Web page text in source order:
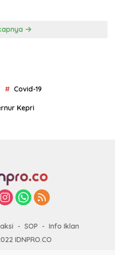
Covid-19
Kepri
SOP
Info Iklan
IDNPRO.CO